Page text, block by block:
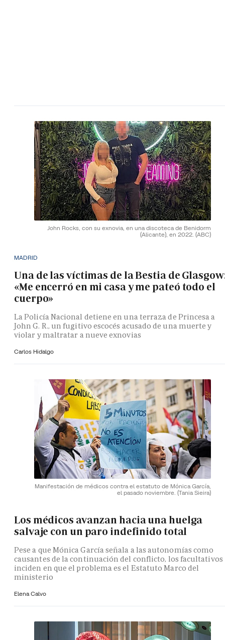
John Rocks, con su exnovia, en una discoteca de Benidorm
(Alicante), en 2022. (ABC)
MADRID
Una de las víctimas de la Bestia de
«Me encerró en mi casa y me pateó todo el
cuerpo»
La Policía Nacional detiene en una terraza de Princesa a
John G. R., un fugitivo escocés acusado de una muerte y
violar y maltratar a nueve exnovias
Carlos Hidalgo
Manifestación de médicos contra el estatuto de Mónica García,
el pasado noviembre. (Tania Sieira)
Los médicos avanzan hacia una huelga
salvaje con un paro indefinido total
Pese a que Mónica García señala a las autonomías como
causantes de la continuación del conflicto, los facultativos
inciden en que el problema es el Estatuto Marco del
ministerio
Elena Calvo